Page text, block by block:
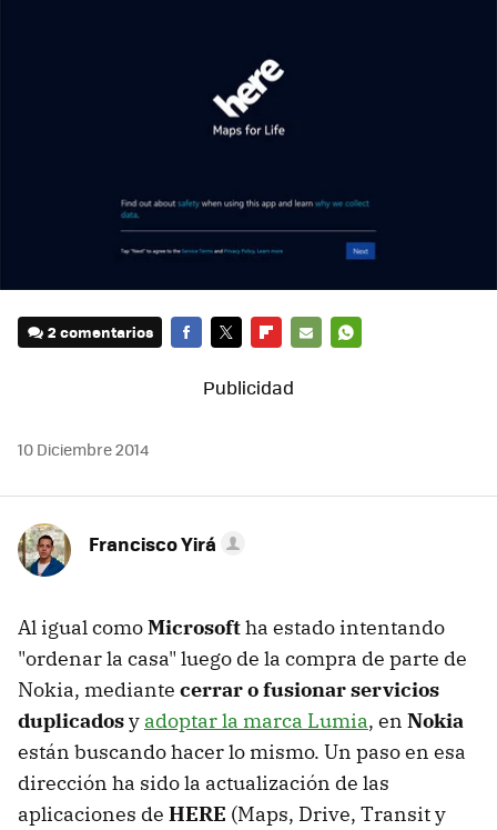
2 comentarios
MAIL
10 Diciembre 2014
Francisco Yirá
Al igual comoMicrosoftha estado intentando
"ordenar la casa" luego de la compra de parte de
Nokia, mediante cerrar o fusionar servicios
duplicadosy adoptar la marca Lumia, en Nokia
están buscando hacer lo mismo. Un paso en esa
dirección ha sido la actualización de las
aplicaciones de HERE (Maps, Drive, Transit y